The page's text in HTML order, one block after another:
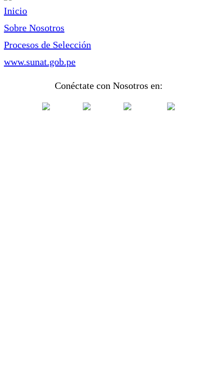
Inicio
Sobre Nosotros
Procesos de Selección
www.sunat.gob.pe
Conéctate con Nosotros en: